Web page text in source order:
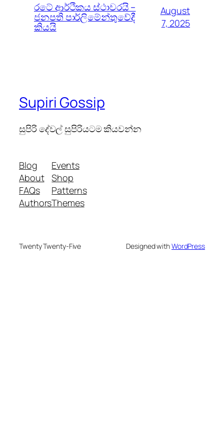
රටේ ආර්ථිකය ස්ථාවරයි –
ජනපති පාර්ලිමේන්තුවේදී
කියයි
August
7, 2025
Supiri Gossip
සුපිරි දේවල් සුපිරියටම කියවන්න
Blog
About
FAQs
Authors
Events
Shop
Patterns
Themes
Twenty Twenty-Five Designed withWordPress